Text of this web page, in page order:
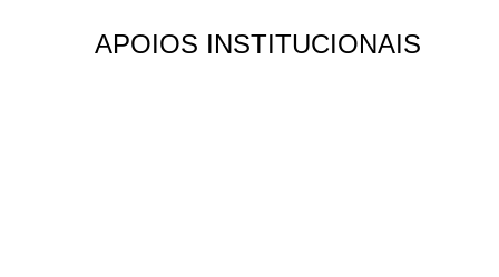
APOIOS INSTITUCIONAIS